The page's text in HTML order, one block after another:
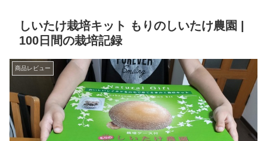
しいたけ栽培キット もりのしいたけ農園 |
100日間の栽培記録
商品レビュー